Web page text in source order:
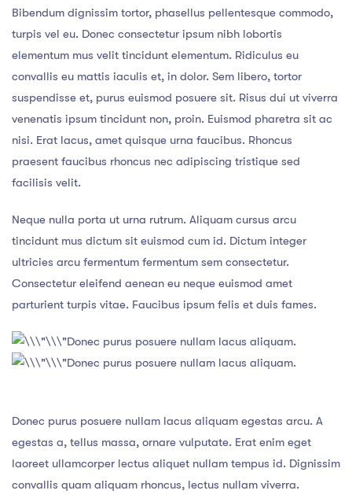
Bibendum dignissim tortor, phasellus pellentesque commodo,
turpis vel eu. Donec consectetur ipsum nibh lobortis
elementum mus velit tincidunt elementum. Ridiculus eu
convallis eu mattis iaculis et, in dolor. Sem libero, tortor
suspendisse et, purus euismod posuere sit. Risus dui ut viverra
venenatis ipsum tincidunt non, proin. Euismod pharetra sit ac
nisi. Erat lacus, amet quisque urna faucibus. Rhoncus
praesent faucibus rhoncus nec adipiscing tristique sed
facilisis velit.
Neque nulla porta ut urna rutrum. Aliquam cursus arcu
tincidunt mus dictum sit euismod cum id. Dictum integer
ultricies arcu fermentum fermentum sem consectetur.
Consectetur eleifend aenean eu neque euismod amet
parturient turpis vitae. Faucibus ipsum felis et duis fames.
Donec purus posuere nullam lacus aliquam.
Donec purus posuere nullam lacus aliquam.
Donec purus posuere nullam lacus aliquam egestas arcu. A
egestas a, tellus massa, ornare vulputate. Erat enim eget
laoreet ullamcorper lectus aliquet nullam tempus id. Dignissim
convallis quam aliquam rhoncus, lectus nullam viverra.